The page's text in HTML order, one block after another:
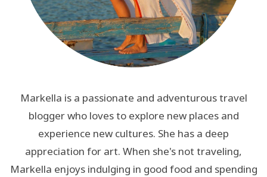
Markella is a passionate and adventurous travel
blogger who loves to explore new places and
experience new cultures. She has a deep
appreciation for art. When she's not traveling,
Markella enjoys indulging in good food and spending